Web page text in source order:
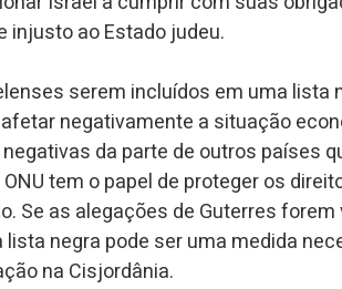
injusto ao Estado judeu.
serem incluídos em uma lista
negativamente a situação
da parte de outros países
tem o papel de proteger os
Se as alegações de Guterres
negra pode ser uma medida
na Cisjordânia.